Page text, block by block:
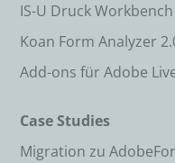
IS-U Druck Workbench
Koan Form Analyzer
Add-ons für Adobe
Case Studies
Migration zu